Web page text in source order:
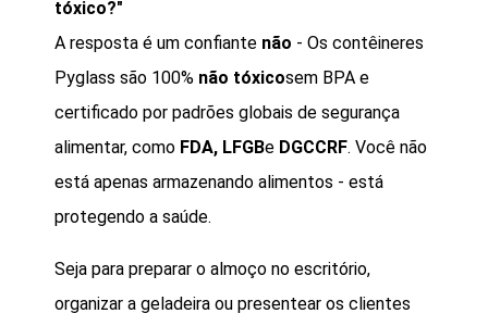
tóxico?"
A resposta é um confiante não - Os contêineres
Pyglass são 100% não tóxicosem BPA e
certificado por padrões globais de segurança
alimentar, como FDA, LFGBe DGCCRF. Você não
está apenas armazenando alimentos - está
protegendo a saúde.
Seja para preparar o almoço no escritório,
organizar a geladeira ou presentear os clientes